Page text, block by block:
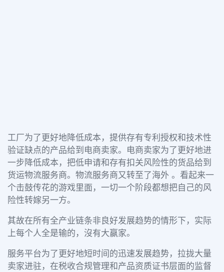
工厂为了更好地降低成本，提供存有专利授权和技术性
验证缺点的产品给到电商卖家。电商卖家为了更好地进
一步降低成本，把低申请和存有扣关风险性的货品给到
货运物流服务商。物流服务商又转至了海外 。看起来一
个击鼓传花的游戏里面，一切一个阶段都想把自己的风
险性转嫁另一方。
其故在所有全产业链条非良好发展趋势的情形下，实际
上每个人全是输的，沒有大赢家。
服务平台为了更好地短时间的迅速发展趋势，拉拢大量
卖家进驻，在税收合规管理和产品资质证书层面的监督